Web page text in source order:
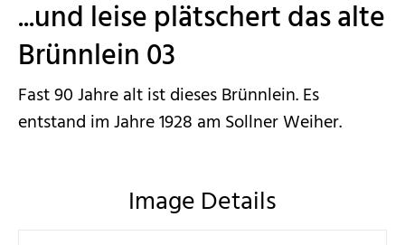
...und leise plätschert das alte
Brünnlein 03
Fast 90 Jahre alt ist dieses Brünnlein. Es
entstand im Jahre 1928 am Sollner Weiher.
Image Details